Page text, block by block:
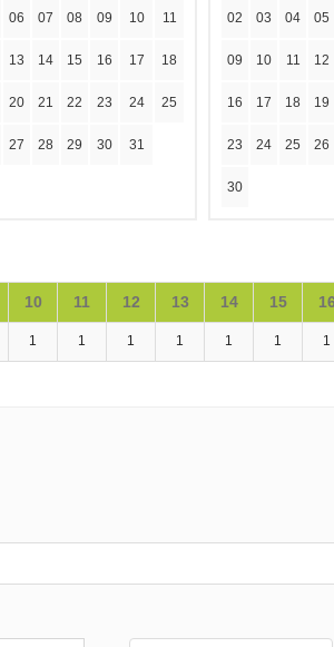
06 07 08 09 10 11
13 14 15 16 17 18
20 21 22 23 24 25
27 28 29 30 31
02 03 04 05
09 10 11 12
16 17 18 19
23 24 25 26
30
10 11 12 13 14 15 16
1 1 1 1 1 1 1